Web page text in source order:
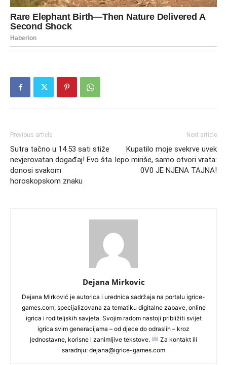
Previous article
Sutra tačno u 14.53 sati stiže
nevjerovatan događaj! Evo šta
donosi svakom
horoskopskom znaku
Next article
Kupatilo moje svekrve uvek
lepo miriše, samo otvori vrata:
0V0 JE NJENA TAJNA!
Dejana Mirkovic
Dejana Mirković je autorica i urednica sadržaja na portalu igrice-
games.com, specijalizovana za tematiku digitalne zabave, online
igrica i roditeljskih savjeta. Svojim radom nastoji približiti svijet
igrica svim generacijama – od djece do odraslih – kroz
jednostavne, korisne i zanimljive tekstove.
Za kontakt ili
saradnju: dejana@igrice-games.com